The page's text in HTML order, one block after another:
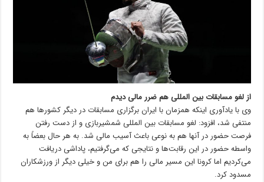
از لغو مسابقات بین المللی هم ضرر مالی دیدم
وی با یادآوری اینکه همزمان با ایران برگزاری مسابقات در دیگر کشورها هم
منتفی شد، افزود: لغو مسابقات بین المللی شمشیربازی و از دست رفتن
فرصت حضور در آنها هم به نوعی باعث آسیب مالی شد. به هر حال بعضاً به
واسطه حضور در این رقابت‌ها و نتایجی که می‌گرفتیم، پاداشی دریافت
می‌کردیم اما کرونا این مسیر مالی را هم برای من و خیلی دیگر از ورزشکاران
مسدود کرد.